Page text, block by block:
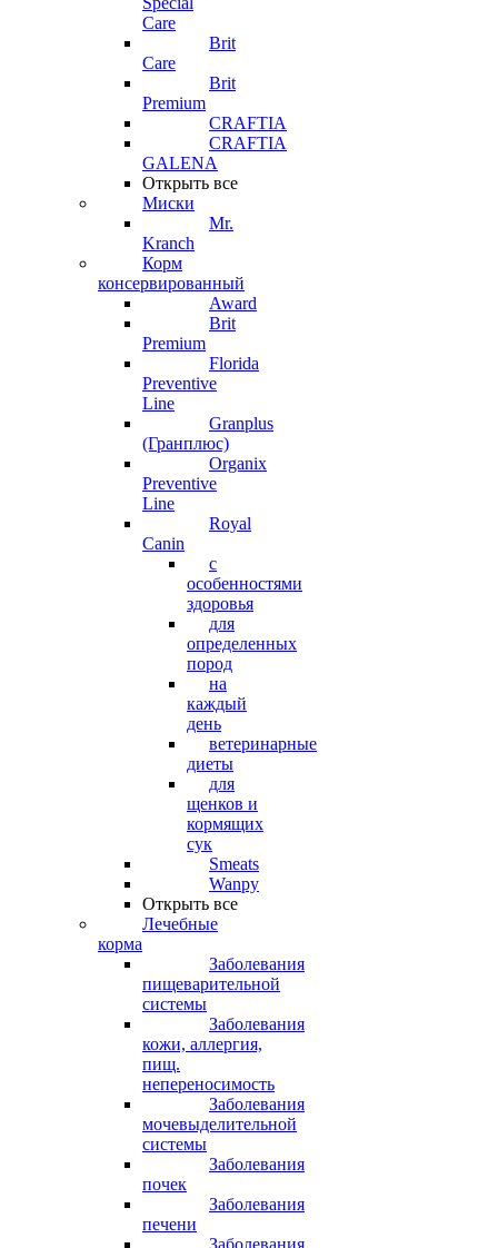
Care
Brit
Care
Brit
Premium
CRAFTIA
CRAFTIA
GALENA
Открыть все
Миски
Mr.
Kranch
Корм
консервированный
Award
Brit
Premium
Florida
Preventive
Line
Granplus
(Гранплюс)
Organix
Preventive
Line
Royal
Canin
с
особенностями
здоровья
для
определенных
пород
на
каждый
день
ветеринарные
диеты
для
щенков и
кормящих
сук
Smeats
Wanpy
Открыть все
Лечебные
корма
Заболевания
пищеварительной
системы
Заболевания
кожи, аллергия,
пищ.
непереносимость
Заболевания
мочевыделительной
системы
Заболевания
почек
Заболевания
печени